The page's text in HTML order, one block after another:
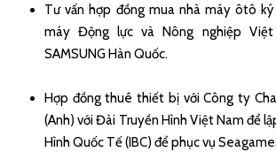
Tư vấn hợp đồng mua nhà máy ôtô
máy Động lực và Nông nghiệp
SAMSUNG Hàn Quốc.
Hợp đồng thuê thiết bị với Công ty
(Anh) với Đài Truyền Hình Việt Nam để
Hình Quốc Tế (IBC) để phục vụ